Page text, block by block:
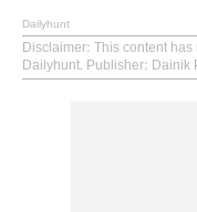
Dailyhunt
Disclaimer: This content
Dailyhunt. Publisher: Dainik